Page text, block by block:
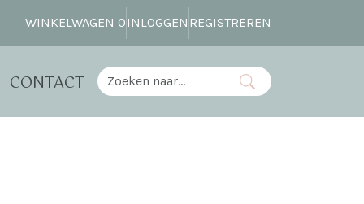
WINKELWAGEN 0INLOGGEN REGISTREREN
CONTACT